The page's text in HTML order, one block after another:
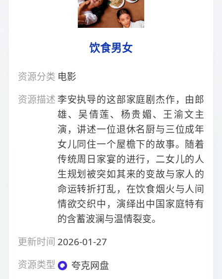
饮食男女
资源分类 电影
资源描述 李安执导的这部家庭剧杰作，由郎
雄、吴倩莲、杨贵媚、王渝文主
演，讲述一位退休名厨与三位成年
女儿同住一个屋檐下的故事。随着
传统周日家宴的进行，二女儿的人
生规划被突如其来的变故与家人的
命运转折打乱，在饮食烟火与人间
情欲交织中，演绎出中国家庭特有
的含蓄波澜与温情裂变。
更新时间 2026-01-27
资源类型
夸克网盘